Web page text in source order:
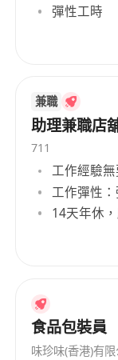
須可於指定
作時間為
彈性工時
兼職
助理兼職店
711
工作經驗
工作彈性
14天年休
食品包裝員
味珍味(香港)有限